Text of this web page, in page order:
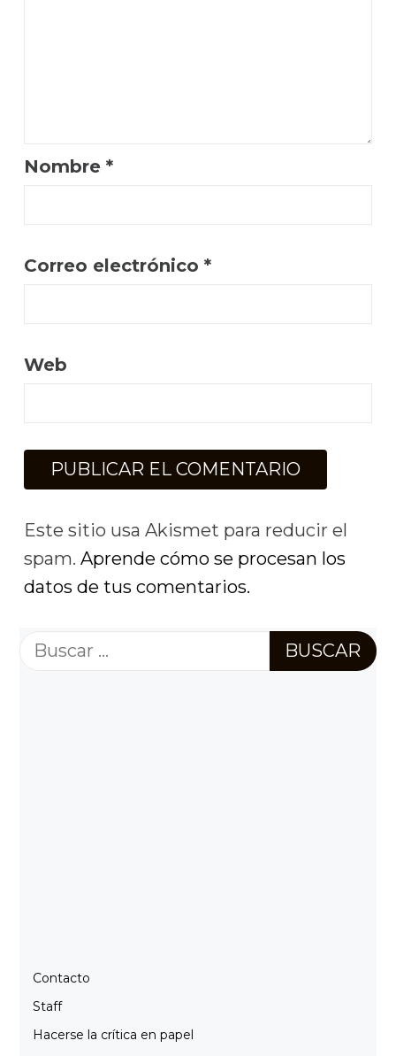
Nombre *
Correo electrónico *
Web
Este sitio usa Akismet para reducir el
spam. Aprende cómo se procesan los
datos de tus comentarios.
Buscar:
Contacto
Staff
Hacerse la crítica en papel